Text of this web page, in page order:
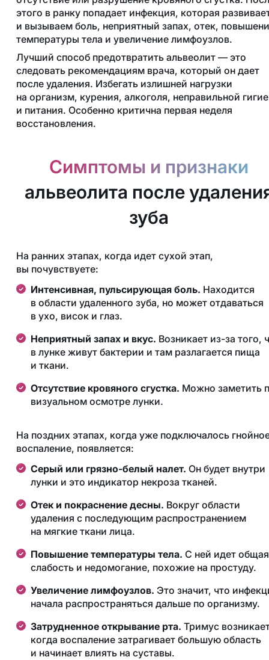
этого в ранку попадает инфекция, которая
и вызываем боль, неприятный запах, отек,
температуры тела и увеличение лимфоузлов.
Лучший способ предотвратить альвеолит — это
следовать рекомендациям врача, который он дает
после удаления. Избегать излишней нагрузки
на организм, курения, алкоголя, неправильной
и питания. Особенно критична первая неделя
восстановления.
Симптомы и признаки
альвеолита после
зуба
На ранних этапах, когда идет сухой этап,
вы почувствуете:
Интенсивная, пульсирующая боль. Находится
в области удаленного зуба, но может отдаваться
в ухо, висок и глаз.
Неприятный запах и вкус. Возникает из-за того,
в лунке живут бактерии и там разлагается пища
и ткани.
Отсутствие кровяного сгустка. Можно заметить
визуальном осмотре лунки.
На поздних этапах, когда уже подключалось
воспаление, появляется:
Серый или грязно-белый налет. Он будет внутри
лунки и это индикатор некроза тканей.
Отек и покраснение десны. Вокруг области
удаления с последующим распространением
на мягкие ткани лица.
Повышение температуры тела. С ней идет общая
слабость и недомогание, похожие на простуду.
Увеличение лимфоузлов. Это значит, что
начала распространяться дальше по организму.
Затрудненное открывание рта. Тримус
когда воспаление затрагивает большую область
и начинает влиять на суставы.